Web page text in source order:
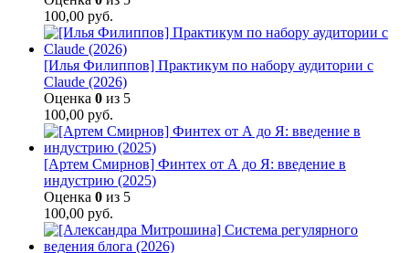
100,00 руб.
[Илья Филиппов] Практикум по набору аудитории с
Claude (2026)
Оценка 0 из 5
100,00 руб.
[Артем Смирнов] Финтех от А до Я: введение в
индустрию (2025)
Оценка 0 из 5
100,00 руб.